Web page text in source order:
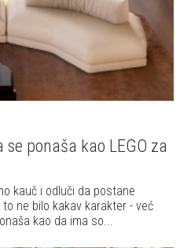
ponaša kao LEGO za
kauč i odluči da postane
ne bilo kakav karakter - već
kao da ima so...